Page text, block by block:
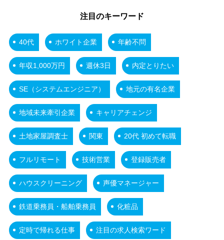
注目のキーワード
40代 ホワイト企業 年齢不問
年収1,000万円 週休3日 内定とりたい
SE（システムエンジニア） 地元の有名企業
地域未来牽引企業 キャリアチェンジ
土地家屋調査士 関東 20代 初めて転職
フルリモート 技術営業 登録販売者
ハウスクリーニング 声優マネージャー
鉄道乗務員・船舶乗務員 化粧品
定時で帰れる仕事 注目の求人検索ワード